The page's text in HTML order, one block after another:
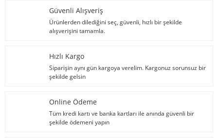
Güvenli Alışveriş
Ürünlerden dilediğini seç, güvenli, hızlı bir şekilde
alışverişini tamamla.
Hızlı Kargo
Siparişin aynı gün kargoya verelim. Kargonuz sorunsuz bir
şekilde gelsin
Online Ödeme
Tüm kredi kartı ve banka kartları ile anında güvenli bir
şekilde ödemeni yapın